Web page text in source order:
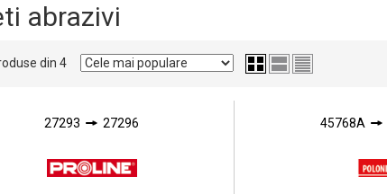
abrazivi
din 4
27293 27296 45768A